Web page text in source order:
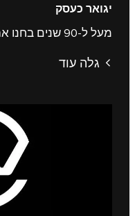
יגואר כעסק
מעל ל-90 שנים בחנו את גבולות האפשרי. קיראו עוד.
גלה עוד